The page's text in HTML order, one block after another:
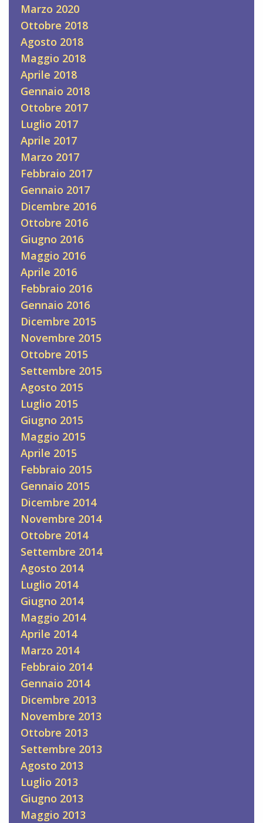
Marzo 2020
Ottobre 2018
Agosto 2018
Maggio 2018
Aprile 2018
Gennaio 2018
Ottobre 2017
Luglio 2017
Aprile 2017
Marzo 2017
Febbraio 2017
Gennaio 2017
Dicembre 2016
Ottobre 2016
Giugno 2016
Maggio 2016
Aprile 2016
Febbraio 2016
Gennaio 2016
Dicembre 2015
Novembre 2015
Ottobre 2015
Settembre 2015
Agosto 2015
Luglio 2015
Giugno 2015
Maggio 2015
Aprile 2015
Febbraio 2015
Gennaio 2015
Dicembre 2014
Novembre 2014
Ottobre 2014
Settembre 2014
Agosto 2014
Luglio 2014
Giugno 2014
Maggio 2014
Aprile 2014
Marzo 2014
Febbraio 2014
Gennaio 2014
Dicembre 2013
Novembre 2013
Ottobre 2013
Settembre 2013
Agosto 2013
Luglio 2013
Giugno 2013
Maggio 2013